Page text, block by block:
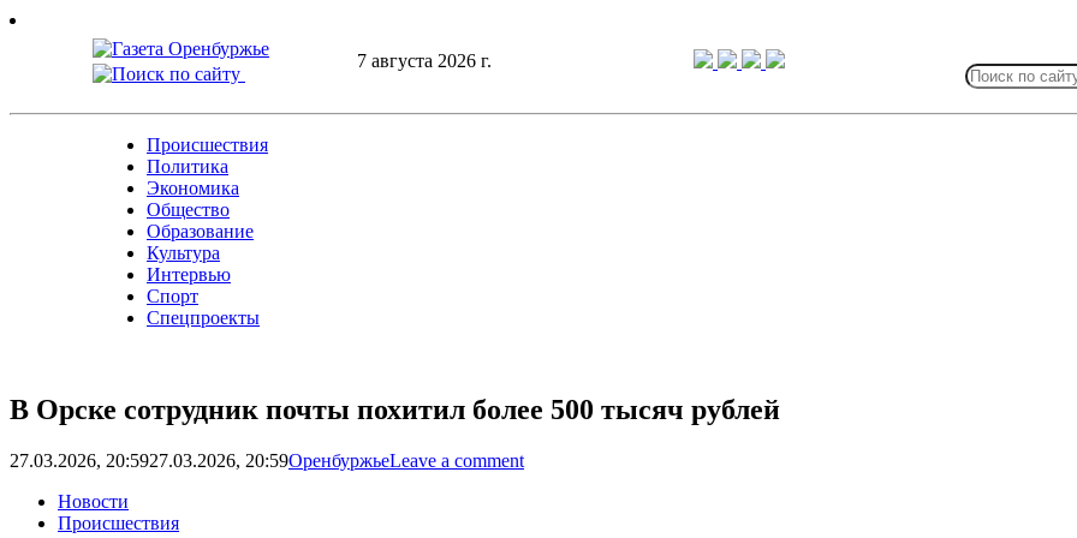
Skip
7 августа 2026 г.
for:
Происшествия
Политика
Экономика
Общество
Образование
Культура
Интервью
Спорт
Спецпроекты
В Орске сотрудник почты похитил более 500 тысяч рублей
27.03.2026, 20:5927.03.2026, 20:59ОренбуржьеLeave a comment
Новости
Происшествия